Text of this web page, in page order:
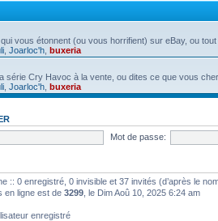
vous étonnent (ou vous horrifient) sur eBay, ou
Joarloc'h buxeria
série Cry Havoc à la vente, ou dites ce que vous
Joarloc'h buxeria
Mot de passe:
:: 0 enregistré, 0 invisible et 37 invités (d’après le
en ligne est de 3299 , le Dim Aoû 10, 2025 6:24 am
enregistré